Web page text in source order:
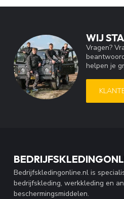
WIJ
Vragen?
helpen je
Bedrijfskledingonline.nl is
bedrijfskleding, werkkleding en
beschermingsmiddelen.